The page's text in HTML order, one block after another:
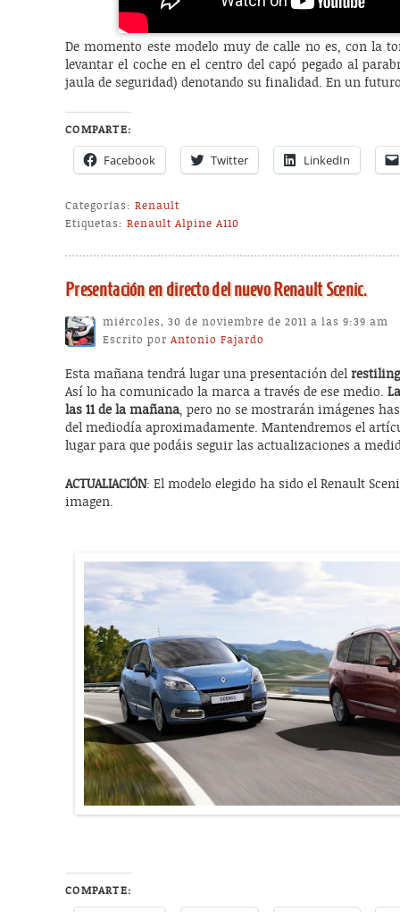
De momento este modelo muy de calle no es, con la
levantar el coche en el centro del capó pegado al
jaula de seguridad) denotando su finalidad. En un
COMPARTE:
Facebook Twitter LinkedIn
Categorías: Renault
Etiquetas: Renault Alpine A110
Presentación en directo del nuevo Renault Scenic.
miércoles, 30 de noviembre de 2011 a las 9:39 am
Escrito porAntonio Fajardo
Esta mañana tendrá lugar una presentación del
Así lo ha comunicado la marca a través de ese medio.
las 11 de la mañana, pero no se mostrarán imágenes
del mediodía aproximadamente. Mantendremos el
lugar para que podáis seguir las actualizaciones a
ACTUALIACIÓN: El modelo elegido ha sido el Renault
imagen.
COMPARTE: